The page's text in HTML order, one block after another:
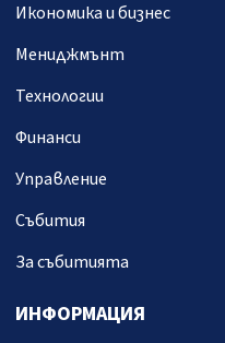
Икономика и бизнес
Мениджмънт
Технологии
Финанси
Управление
Събития
За събитията
ИНФОРМАЦИЯ